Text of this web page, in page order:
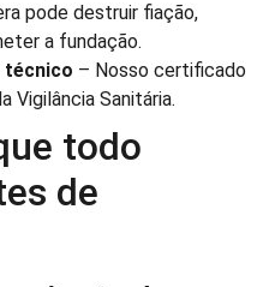
pode destruir fiação,
a fundação.
técnico – Nosso certificado
Vigilância Sanitária.
todo
de